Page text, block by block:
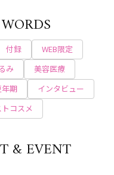
付録
WEB限定
み
美容医療
期
インタビュー
コスメ
& EVENT